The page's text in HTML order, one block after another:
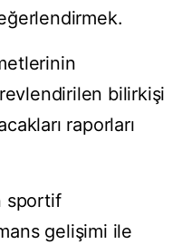
bilirkişi
raporları
sportif
gelişimi ile